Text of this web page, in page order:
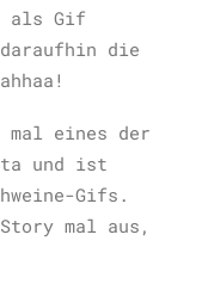
als Gif
die
mal eines der
und ist
Gifs.
mal aus,